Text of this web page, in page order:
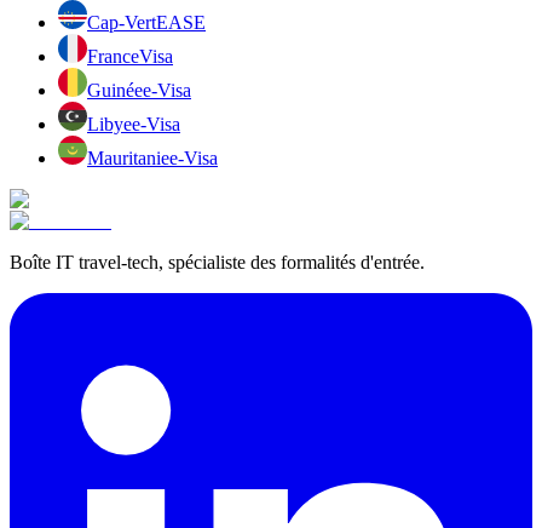
Cap-VertEASE
FranceVisa
Guinéee-Visa
Libyee-Visa
Mauritaniee-Visa
Boîte IT travel-tech, spécialiste des formalités d'entrée.